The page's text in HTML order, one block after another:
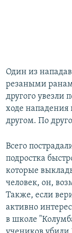
Один из
резаными
другого увезли
ходе нападения
другом. По
Всего
подростка
которые
человек, он,
Также, если
активно
в школе